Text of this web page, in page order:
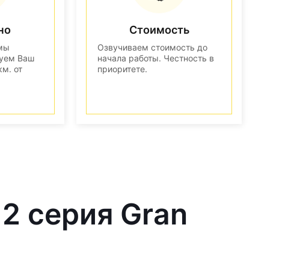
Ваш
от
Стоимость
Озвучиваем стоимость до
начала работы. Честность в
приоритете.
серия Gran